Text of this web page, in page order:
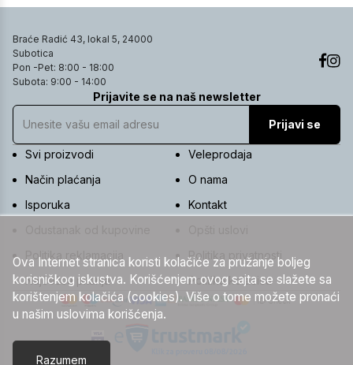
Braće Radić 43, lokal 5, 24000
Subotica
Pon -Pet: 8:00 - 18:00
Subota: 9:00 - 14:00
Prijavite se na naš newsletter
Prijavi se
Svi proizvodi
Veleprodaja
Način plaćanja
O nama
Isporuka
Kontakt
Politika reklamacija
Politika privatnosti
Najčešća pitanja
Politika kolačića
Ova Internet stranica koristi kolačiće za pružanje boljeg
korisničkog iskustva. Korišćenjem ovog sajta se slažete sa
korištenjem kolačića (cookies). Više o tome možete pronaći
u našim uslovima korišćenja.
Razumem